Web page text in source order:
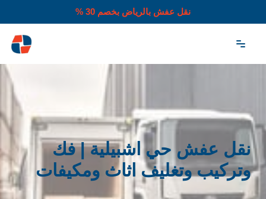
إلى
نقل عفش بالرياض بخصم 30 %
نقل عفش حي اشبيلية | فك
وتركيب وتغليف اثاث ومكيفات